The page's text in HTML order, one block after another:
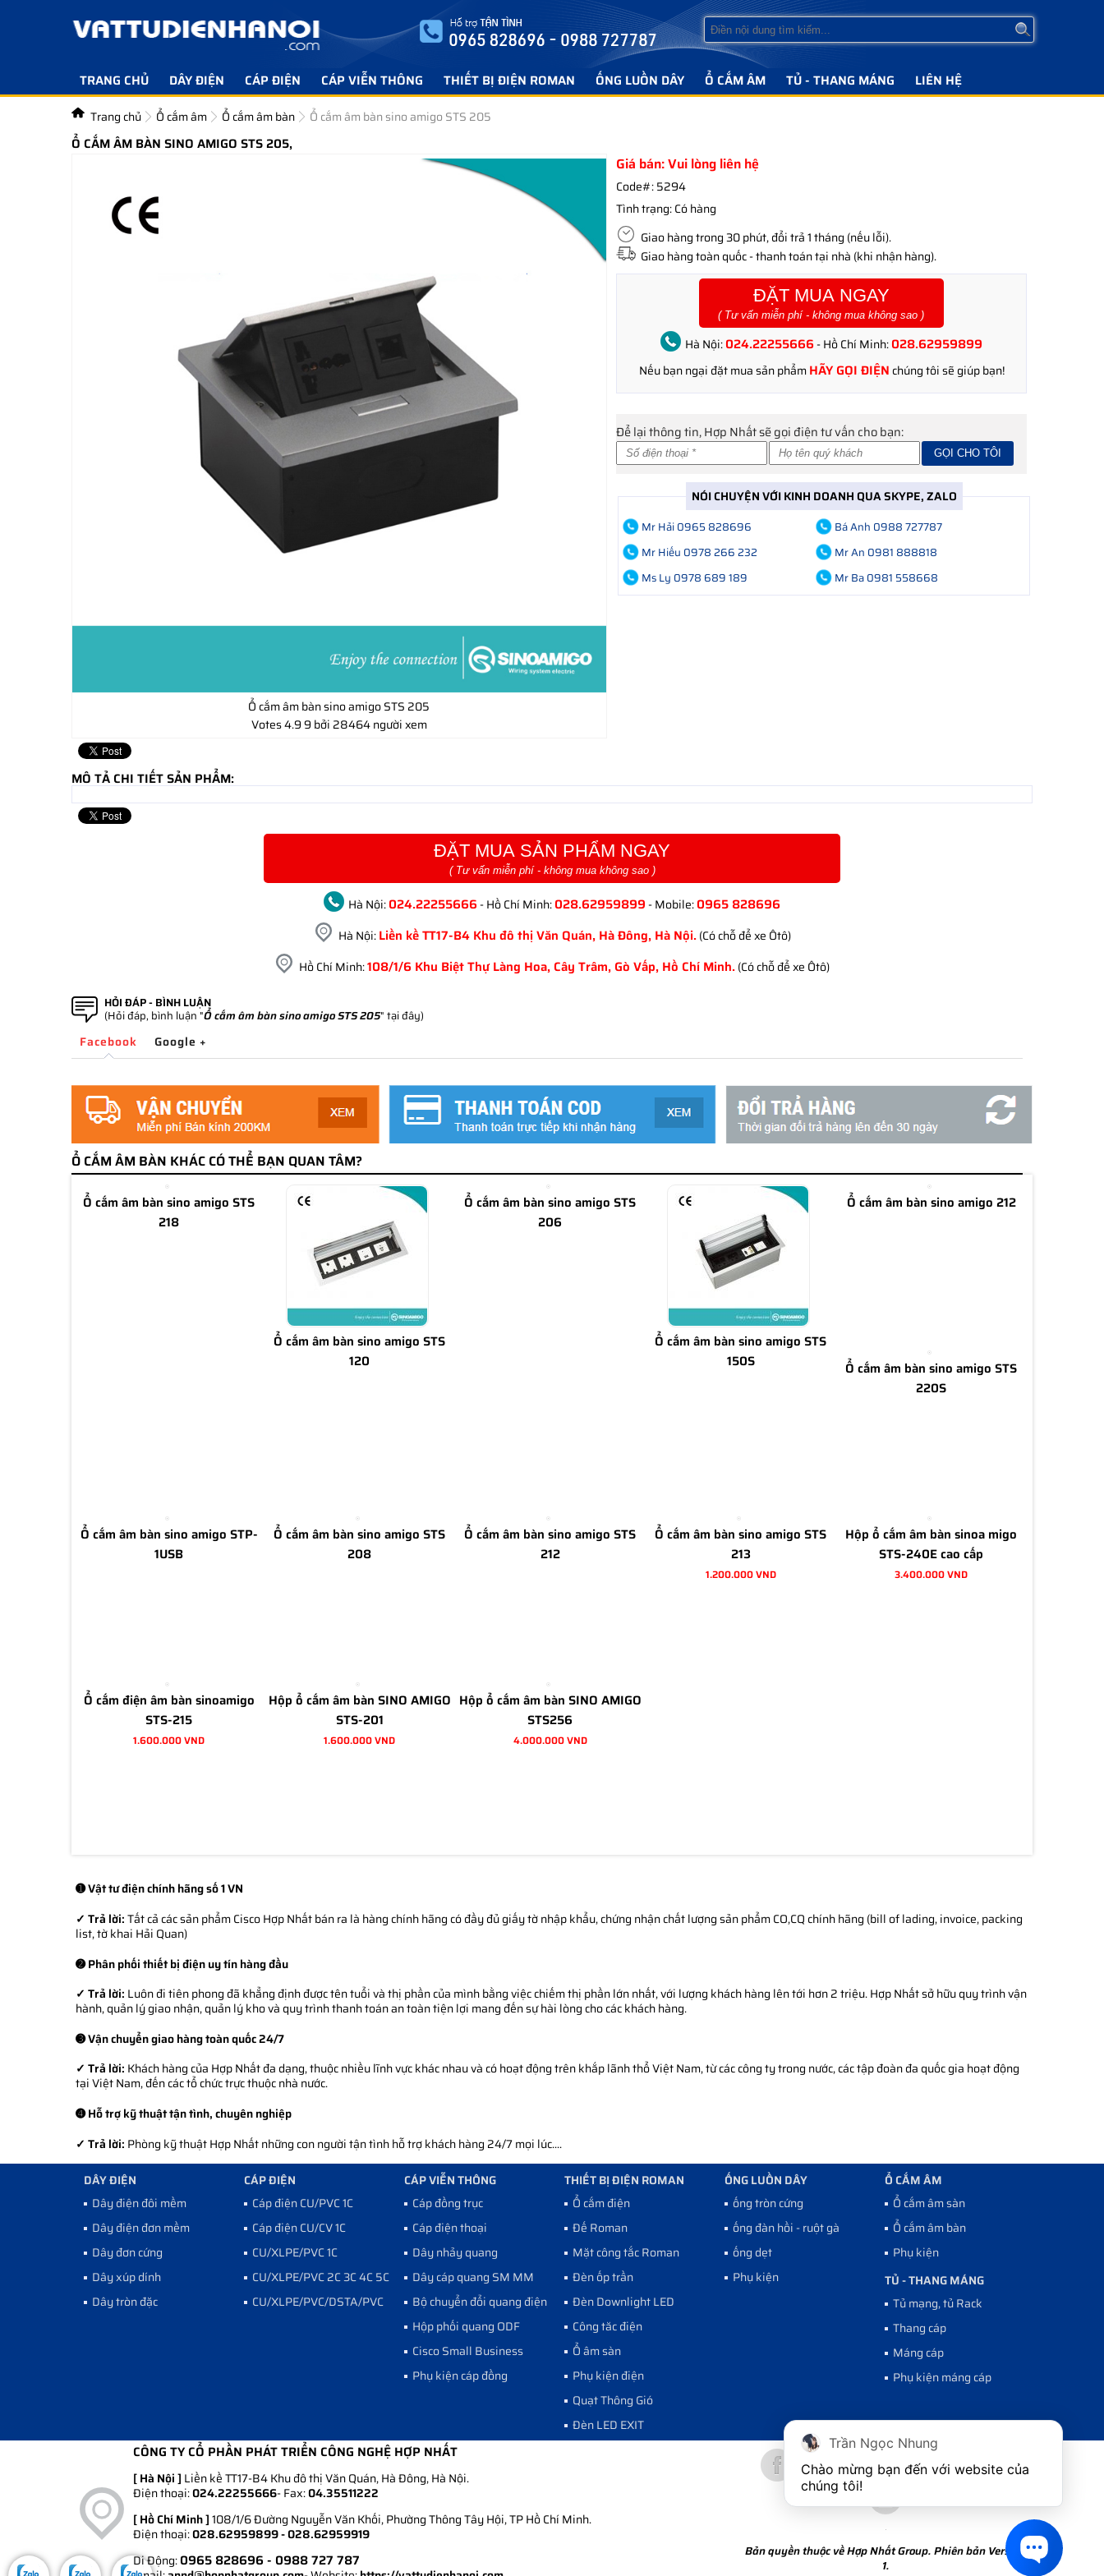
TRANG CHỦ DÂY ĐIỆN CÁP ĐIỆN CÁP VIỄN THÔNG THIẾT BỊ ĐIỆN ROMAN ỐNG LUỒN DÂY Ổ CẮM ÂM TỦ - THANG MÁNG LIÊN HỆ
Trang chủ Ổ cắm âm Ổ cắm âm bàn Ổ cắm âm bàn sino amigo STS 205
Ổ CẮM ÂM BÀN SINO AMIGO STS 205,
Ổ cắm âm bàn sino amigo STS 205
Votes4.99bởi 28464 người xem
Giá bán: Vui lòng liên hệ
Code#:5294
Tình trạng:Có hàng
Giao hàng trong 30 phút, đổi trả 1 tháng (nếu lỗi).
Giao hàng toàn quốc - thanh toán tại nhà (khi nhận hàng).
ĐẶT MUA NGAY
( Tư vấn miễn phí - không mua không sao )
Hà Nội:024.22255666 - Hồ Chí Minh:028.62959899
Nếu bạn ngại đặt mua sản phẩmHÃY GỌI ĐIỆN chúng tôi sẽ giúp bạn!
Để lại thông tin, Hợp Nhất sẽ gọi điện tư vấn cho bạn:
NÓI CHUYỆN VỚI KINH DOANH QUA SKYPE, ZALO
Mr Hải 0965 828696
Bá Anh 0988 727787
Mr Hiếu 0978 266 232
Mr An 0981 888818
Ms Ly 0978 689 189
Mr Ba 0981 558668
MÔ TẢ CHI TIẾT SẢN PHẨM:
ĐẶT MUA SẢN PHẨM NGAY
( Tư vấn miễn phí - không mua không sao )
Hà Nội:024.22255666 - Hồ Chí Minh:028.62959899 - Mobile:0965 828696
Hà Nội:Liền kề TT17-B4 Khu đô thị Văn Quán, Hà Đông, Hà Nội.(Có chỗ để xe Ôtô)
Hồ Chí Minh:108/1/6 Khu Biệt Thự Làng Hoa, Cây Trâm, Gò Vấp, Hồ Chí Minh.(Có chỗ để xe Ôtô)
HỎI ĐÁP - BÌNH LUẬN
(Hỏi đáp, bình luận "Ổ cắm âm bàn sino amigo STS 205" tại đây)
Facebook Google +
Ổ CẮM ÂM BÀN KHÁC CÓ THỂ BẠN QUAN TÂM?
Ổ cắm âm bàn sino amigo STS
218
Ổ cắm âm bàn sino amigo STS
120
Ổ cắm âm bàn sino amigo STS
206
Ổ cắm âm bàn sino amigo STS
150S
Ổ cắm âm bàn sino amigo 212
Ổ cắm âm bàn sino amigo STS
220S
Ổ cắm âm bàn sino amigo STP-
1USB
Ổ cắm âm bàn sino amigo STS
208
Ổ cắm âm bàn sino amigo STS
212
Ổ cắm âm bàn sino amigo STS
213
1.200.000 VND
Hộp ổ cắm âm bàn sinoa migo
STS-240E cao cấp
3.400.000 VND
Ổ cắm điện âm bàn sinoamigo
STS-215
1.600.000 VND
Hộp ổ cắm âm bàn SINO AMIGO
STS-201
1.600.000 VND
Hộp ổ cắm âm bàn SINO AMIGO
STS256
4.000.000 VND
➊ Vật tư điện chính hãng số 1 VN
✓ Trả lời:Tất cả các sản phẩm Cisco Hợp Nhất bán ra là hàng chính hãng có đầy đủ giấy tờ nhập khẩu, chứng nhận chất lượng sản phẩm CO,CQ chính hãng (bill of lading, invoice, packing
list, tờ khai Hải Quan)
➋ Phân phối thiết bị điện uy tín hàng đầu
✓ Trả lời: Luôn đi tiên phong đã khẳng định được tên tuổi và thị phần của mình bằng việc chiếm thị phần lớn nhất, với lượng khách hàng lên tới hơn 2 triệu. Hợp Nhất sở hữu quy trình vận
hành, quản lý giao nhận, quản lý kho và quy trình thanh toán an toàn tiện lợi mang đến sự hài lòng cho các khách hàng.
➌ Vận chuyển giao hàng toàn quốc 24/7
✓ Trả lời: Khách hàng của Hợp Nhất đa dạng, thuộc nhiều lĩnh vực khác nhau và có hoạt động trên khắp lãnh thổ Việt Nam, từ các công ty trong nước, các tập đoàn đa quốc gia hoạt động
tại Việt Nam, đến các tổ chức trực thuộc nhà nước.
➍ Hỗ trợ kỹ thuật tận tình, chuyên nghiệp
✓ Trả lời: Phòng kỹ thuật Hợp Nhất những con người tận tình hỗ trợ khách hàng 24/7 mọi lúc....
DÂY ĐIỆN
Dây điện đôi mềm
Dây điện đơn mềm
Dây đơn cứng
Dây xúp dính
Dây tròn đặc
CÁP ĐIỆN
Cáp điện CU/PVC 1C
Cáp điện CU/CV 1C
CU/XLPE/PVC 1C
CU/XLPE/PVC 2C 3C 4C 5C
CU/XLPE/PVC/DSTA/PVC
CÁP VIỄN THÔNG
Cáp đồng trục
Cáp điện thoại
Dây nhảy quang
Dây cáp quang SM MM
Bộ chuyển đổi quang điện
Hộp phối quang ODF
Cisco Small Business
Phụ kiện cáp đồng
THIẾT BỊ ĐIỆN ROMAN
Ổ cắm điện
Đế Roman
Mặt công tắc Roman
Đèn ốp trần
Đèn Downlight LED
Công tăc điện
Ổ âm sàn
Phụ kiện điện
Quạt Thông Gió
Đèn LED EXIT
ỐNG LUỒN DÂY
ống tròn cứng
ống đàn hồi - ruột gà
ống dẹt
Phụ kiện
Ổ CẮM ÂM
Ổ cắm âm sàn
Ổ cắm âm bàn
Phụ kiện
TỦ - THANG MÁNG
Tủ mạng, tủ Rack
Thang cáp
Máng cáp
Phụ kiện máng cáp
CÔNG TY CỔ PHẦN PHÁT TRIỂN CÔNG NGHỆ HỢP NHẤT
[ Hà Nội ] Liền kề TT17-B4 Khu đô thị Văn Quán, Hà Đông, Hà Nội.
Điện thoại:024.22255666- Fax:04.35511222
[ Hồ Chí Minh ]108/1/6 Đường Nguyễn Văn Khối, Phường Thông Tây Hội, TP Hồ Chí Minh.
Điện thoại:028.62959899 - 028.62959919
Di Động:0965 828696 - 0988 727 787
Bản quyền thuộc về Hợp Nhất Group. Phiên bản Version
1.
Trần Ngọc Nhung
Chào mừng bạn đến với website của
chúng tôi!